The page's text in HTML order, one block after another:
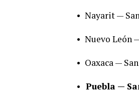
• Nayarit —
• Nuevo León
• Oaxaca —
• Puebla —